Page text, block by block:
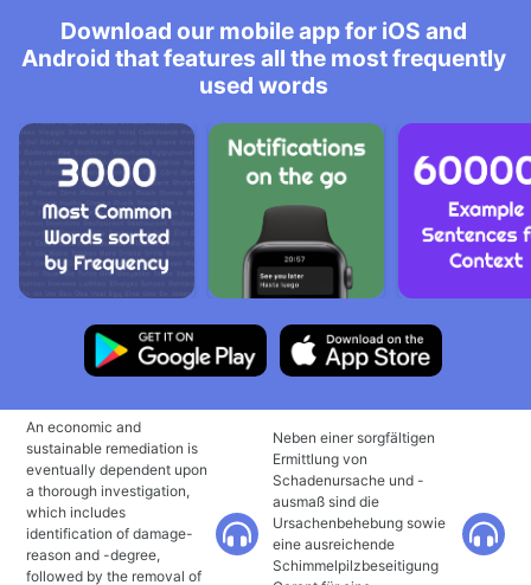
Download our mobile app for iOS and
Android that features all the most frequently
used words
An economic and
sustainable remediation is
eventually dependent upon
a thorough investigation,
which includes
identification of damage-
reason and -degree,
followed by the removal of
Neben einer sorgfältigen
Ermittlung von
Schadenursache und -
ausmaß sind die
Ursachenbehebung sowie
eine ausreichende
Schimmelpilzbeseitigung